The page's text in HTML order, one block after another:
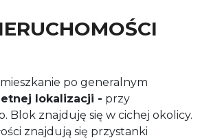
mieszkanie po generalnym
lokalizacji - przy
Blok znajduję się w cichej okolicy.
znajdują się przystanki